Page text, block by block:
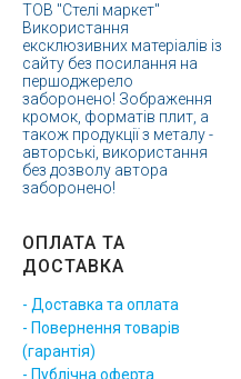
ТОВ "Стелі маркет"
Використання
ексклюзивних матеріалів із
сайту без посилання на
першоджерело
заборонено! Зображення
кромок, форматів плит, а
також продукції з металу -
авторські, використання
без дозволу автора
заборонено!
ОПЛАТА ТА
ДОСТАВКА
- Доставка та оплата
- Повернення товарів
(гарантія)
- Публічна оферта